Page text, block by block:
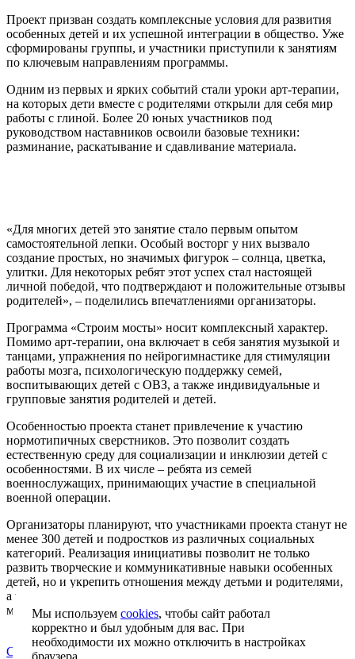
Проект призван создать комплексные условия для развития
особенных детей и их успешной интеграции в общество. Уже
сформированы группы, и участники приступили к занятиям
по ключевым направлениям программы.
Одним из первых и ярких событий стали уроки арт-терапии,
на которых дети вместе с родителями открыли для себя мир
работы с глиной. Более 20 юных участников под
руководством наставников освоили базовые техники:
разминание, раскатывание и сдавливание материала.
«Для многих детей это занятие стало первым опытом
самостоятельной лепки. Особый восторг у них вызвало
создание простых, но значимых фигурок – солнца, цветка,
улитки. Для некоторых ребят этот успех стал настоящей
личной победой, что подтверждают и положительные отзывы
родителей», – поделились впечатлениями организаторы.
Программа «Строим мосты» носит комплексный характер.
Помимо арт-терапии, она включает в себя занятия музыкой и
танцами, упражнения по нейрогимнастике для стимуляции
работы мозга, психологическую поддержку семей,
воспитывающих детей с ОВЗ, а также индивидуальные и
групповые занятия родителей и детей.
Особенностью проекта станет привлечение к участию
нормотипичных сверстников. Это позволит создать
естественную среду для социализации и инклюзии детей с
особенностями. В их числе – ребята из семей
военнослужащих, принимающих участие в специальной
военной операции.
Организаторы планируют, что участниками проекта станут не
менее 300 детей и подростков из различных социальных
категорий. Реализация инициативы позволит не только
развить творческие и коммуникативные навыки особенных
детей, но и укрепить отношения между детьми и родителями,
а также построить «мосты» дружбы и взаимопонимания
между разными группами юных жителей Балаково.
О фонде
Мы используем cookies, чтобы сайт работал
корректно и был удобным для вас. При
необходимости их можно отключить в настройках
браузера.